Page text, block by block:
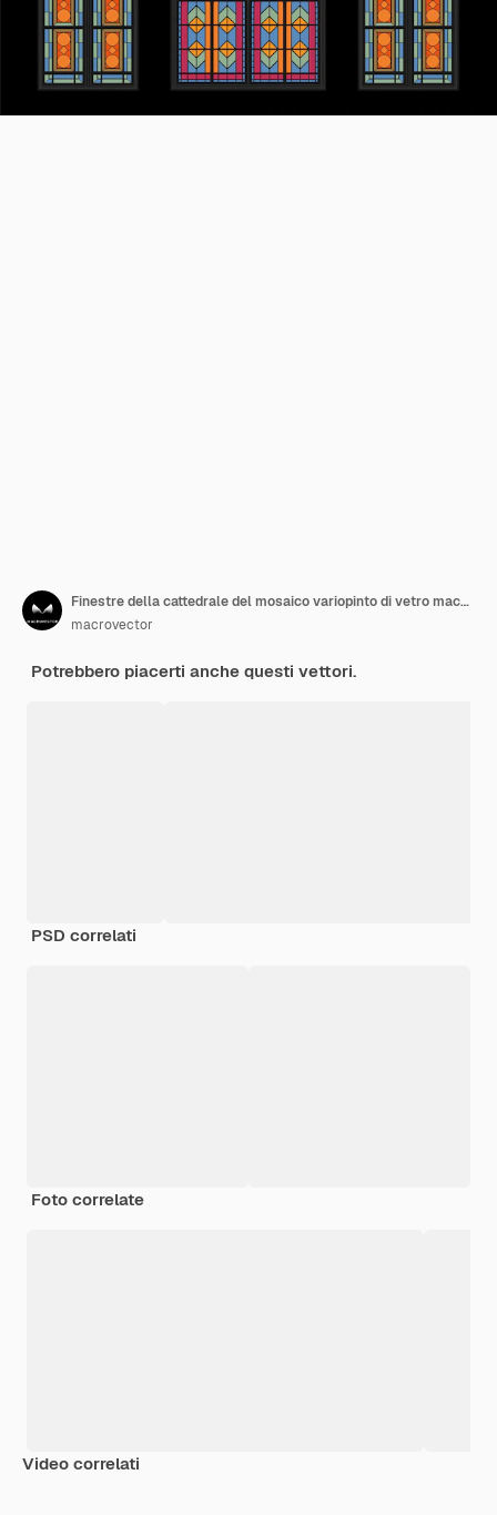
Finestre della cattedrale del mosaico variopinto di vetro macchiato sull'illustrazione del clouseup di vista interna della chiesa gotica scura bella
macrovector
Potrebbero piacerti anche questi vettori.
PSD correlati
Foto correlate
Video correlati